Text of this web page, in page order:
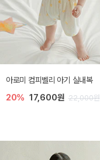
아로미 컴피벨리 아기 실내복
20% 17,600원 22,000원